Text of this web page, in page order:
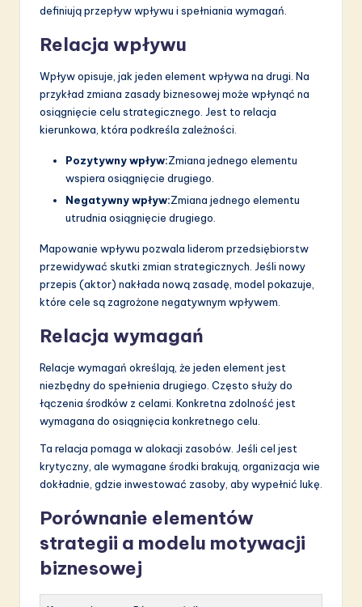
definiują przepływ wpływu i spełniania wymagań.
Relacja wpływu
Wpływ opisuje, jak jeden element wpływa na drugi. Na
przykład zmiana zasady biznesowej może wpłynąć na
osiągnięcie celu strategicznego. Jest to relacja
kierunkowa, która podkreśla zależności.
Pozytywny wpływ:Zmiana jednego elementu
wspiera osiągnięcie drugiego.
Negatywny wpływ:Zmiana jednego elementu
utrudnia osiągnięcie drugiego.
Mapowanie wpływu pozwala liderom przedsiębiorstw
przewidywać skutki zmian strategicznych. Jeśli nowy
przepis (aktor) nakłada nową zasadę, model pokazuje,
które cele są zagrożone negatywnym wpływem.
Relacja wymagań
Relacje wymagań określają, że jeden element jest
niezbędny do spełnienia drugiego. Często służy do
łączenia środków z celami. Konkretna zdolność jest
wymagana do osiągnięcia konkretnego celu.
Ta relacja pomaga w alokacji zasobów. Jeśli cel jest
krytyczny, ale wymagane środki brakują, organizacja wie
dokładnie, gdzie inwestować zasoby, aby wypełnić lukę.
Porównanie elementów
strategii a modelu motywacji
biznesowej